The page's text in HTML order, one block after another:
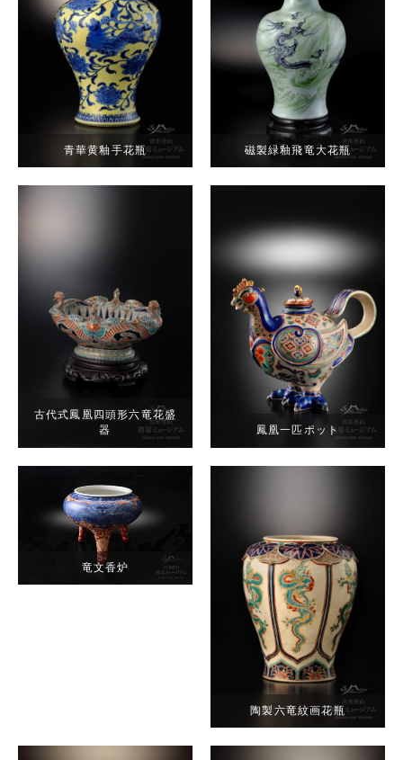
青華黄釉手花瓶 磁製緑釉飛竜大花瓶
古代式鳳凰四頭形六竜花盛
器
鳳凰一匹ポット
竜文香炉
陶製六竜紋画花瓶